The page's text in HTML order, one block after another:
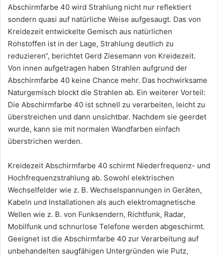
Abschirmfarbe 40 wird Strahlung nicht nur reflektiert
sondern quasi auf natürliche Weise aufgesaugt. Das von
Kreidezeit entwickelte Gemisch aus natürlichen
Rohstoffen ist in der Lage, Strahlung deutlich zu
reduzieren“, berichtet Gerd Ziesemann von Kreidezeit.
Von innen aufgetragen haben Strahlen aufgrund der
Abschirmfarbe 40 keine Chance mehr. Das hochwirksame
Naturgemisch blockt die Strahlen ab. Ein weiterer Vorteil:
Die Abschirmfarbe 40 ist schnell zu verarbeiten, leicht zu
überstreichen und dann unsichtbar. Nachdem sie geerdet
wurde, kann sie mit normalen Wandfarben einfach
überstrichen werden.
Kreidezeit Abschirmfarbe 40 schirmt Niederfrequenz- und
Hochfrequenzstrahlung ab. Sowohl elektrischen
Wechselfelder wie z. B. Wechselspannungen in Geräten,
Kabeln und Installationen als auch elektromagnetische
Wellen wie z. B. von Funksendern, Richtfunk, Radar,
Mobilfunk und schnurlose Telefone werden abgeschirmt.
Geeignet ist die Abschirmfarbe 40 zur Verarbeitung auf
unbehandelten saugfähigen Untergründen wie Putz,